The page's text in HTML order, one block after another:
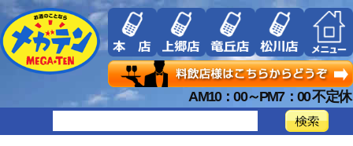
AM10：00～PM7：00 不定休